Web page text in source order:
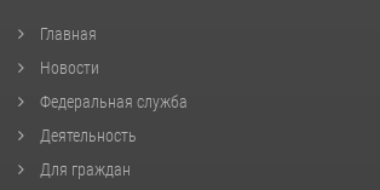
Главная
Новости
Федеральная служба
Деятельность
Для граждан